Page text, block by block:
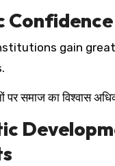
Confidence
gain
पर समाज का विश्वास